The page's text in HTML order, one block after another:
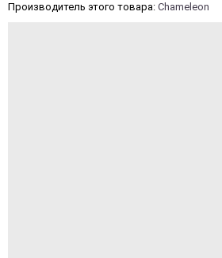
Производитель этого товара: Chameleon